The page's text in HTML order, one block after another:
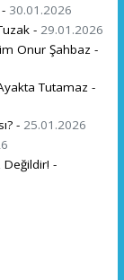
30.01.2026
- 29.01.2026
Onur Şahbaz -
Tutamaz -
- 25.01.2026
Değildir! -